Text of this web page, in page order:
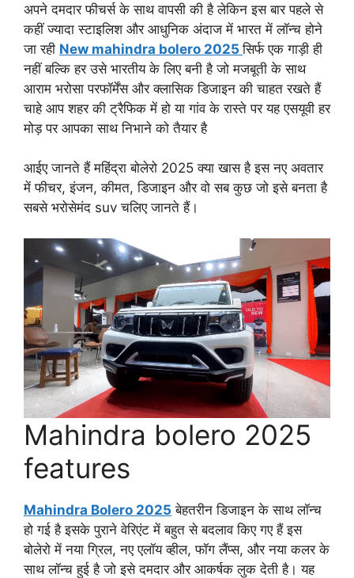
अपने दमदार फीचर्स के साथ वापसी की है लेकिन इस बार पहले से
कहीं ज्यादा स्टाइलिश और आधुनिक अंदाज में भारत में लॉन्च होने
जा रही New mahindra bolero 2025सिर्फ एक गाड़ी ही
नहीं बल्कि हर उसे भारतीय के लिए बनी है जो मजबूती के साथ
आराम भरोसा परफॉर्मेंस और क्लासिक डिजाइन की चाहत रखते हैं
चाहे आप शहर की ट्रैफिक में हो या गांव के रास्ते पर यह एसयूवी हर
मोड़ पर आपका साथ निभाने को तैयार है
आईए जानते हैं महिंद्रा बोलेरो 2025 क्या खास है इस नए अवतार
में फीचर, इंजन, कीमत, डिजाइन और वो सब कुछ जो इसे बनता है
सबसे भरोसेमंद suv चलिए जानते हैं।
Mahindra bolero 2025
features
Mahindra Bolero 2025 बेहतरीन डिजाइन के साथ लॉन्च
हो गई है इसके पुराने वेरिएंट में बहुत से बदलाव किए गए हैं इस
बोलेरो में नया ग्रिल, नए एलॉय व्हील, फॉग लैंप्स, और नया कलर के
साथ लॉन्च हुई है जो इसे दमदार और आकर्षक लुक देती है। यह